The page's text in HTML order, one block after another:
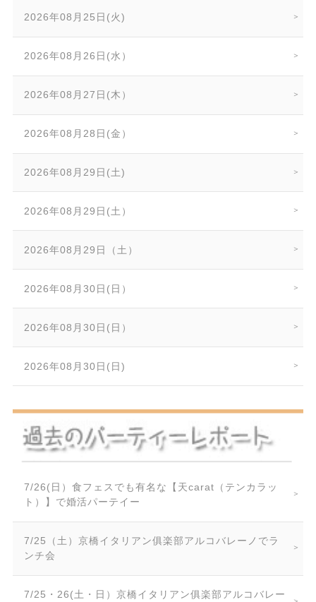
2026年08月25日(火)
2026年08月26日(水）
2026年08月27日(木）
2026年08月28日(金）
2026年08月29日(土)
2026年08月29日(土）
2026年08月29日（土）
2026年08月30日(日）
2026年08月30日(日）
2026年08月30日(日)
7/26(日）食フェスでも有名な【天carat（テンカラッ
ト）】で婚活パーテイー
7/25（土）京橋イタリアン俱楽部アルコバレーノでラ
ンチ会
7/25・26(土・日）京橋イタリアン俱楽部アルコバレー